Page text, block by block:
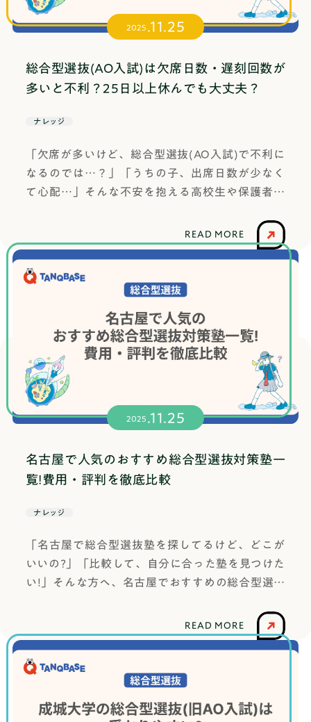
対策◎課外活動のサポート◎塾名横浜未来義塾ア
クセス横浜駅西口より徒歩2分授業形式◎対面+オ
大学生+プロ講師費用の安さ(入塾金+高3の約10ヶ
月分の費用)◯575,000円(税込)面接対策◎課外活
アクセス桜木町駅より徒歩1分授業形式◎対面+オ
用の安さ(入塾金+高3の約10ヶ月分の費用)◯510,
000円(税込)〜面接対策◎課外活動のサポート◯
塾名WIPアクセス横浜駅東口より徒歩5分授業形式
ロ講師費用の安さ(入塾金+高3の約10ヶ月分の費
用)◎要お問い合わせ面接対策◎課外活動のサポー
ト△塾名Loochs志塾 横浜校アクセス横浜駅西口よ
り徒歩10分授業形式◎対面+オンライン指導形態
費用の安さ(入塾金+高3の約10ヶ月分の費用)◯63
1,000円(税込)面接対策◎課外活動のサポート◯塾
名城南推薦塾アクセス高島町駅より徒歩3分授業形
式◎対面+オンライン指導形態◎少人数制+個別指
導講師の質◯大学生+プロ講師費用の安さ(入塾金
+高3の約10ヶ月分の費用)要お問い合わせ面接対
を読者の皆さまへお届けすることを心がけており
ます。記事内に事実と異なる内容がございました
す。直ちに修正いたします。TANQ BASE（旧：は
2025 .11.25
総合型選抜(AO入試)は欠席日数・遅刻回数が
多いと不利？25日以上休んでも大丈夫？
ナレッジ
「欠席が多いけど、総合型選抜(AO入試)で不利に
なるのでは…？」「うちの子、出席日数が少なく
て心配…」そんな不安を抱える高校生や保護者の
は、欠席の「数」そのものよりも、「理由」と
「その後の変化」が重視されます。この記事で
は、大学が欠席日数をどのように見ているのか、
実際の大学の例をもとに詳しく解説していきま
見られるのか大学が受験生の欠席日数を確認する
のは、高校から提出される「調査書」です。調査
書は高校が作成する正式な書類で、出欠状況（欠
席・遅刻・早退の回数）が明記され、大学に提出
されます。「調査書」の様式は全国共通で、文部
科学省が公式HPにて公開しています。＊文部科学
基本的に「調査書」を通じて欠席日数を把握して
おり、すべての出願者の欠席・遅刻情報は大学に
数」が明確に合否の判断材料として扱われている
なる大学もある出席日数を合否の判断基準として
明確に提示している大学は多くはありません。し
かし、例外的に、出席日数を含めた評価を明記し
合型選抜Ⅰ期（自己推薦方式）では、書類審査10
0点のうち50点が「高校生活・課外活動・資格取
得等」に関する評価として設定されており、その
中に「出席」という項目が含まれています。つま
れているという事です。【参考】拓殖大学 2025年
READ MORE
2025 .11.25
名古屋で人気のおすすめ総合型選抜対策塾一
覧!費用・評判を徹底比較
ナレッジ
「名古屋で総合型選抜塾を探してるけど、どこが
いいの?」「比較して、自分に合った塾を見つけた
い!」そんな方へ、名古屋でおすすめの総合型選抜
などを調査しました。ぜひ、それぞれの違いを比
較し、自分に1番合う塾を見つけてください!名古
屋でおすすめの総合型選抜対策塾7選【早見表】塾
名アクセス授業形式指導形態講師の質費用の安さ
ート塾の形式塾名TANQ BASE（旧：はたらく部）
READ MORE